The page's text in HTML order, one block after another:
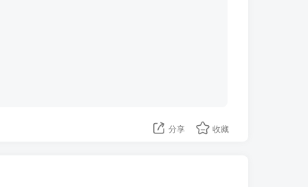
分享 收藏